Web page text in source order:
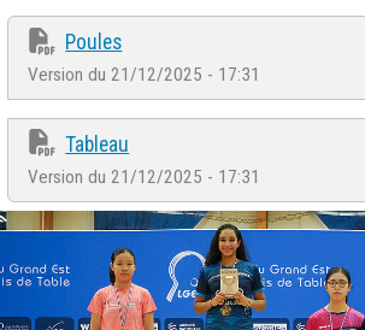
Poules
Version du 21/12/2025 - 17:31
Tableau
Version du 21/12/2025 - 17:31